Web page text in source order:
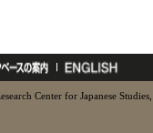
Center for Japanese